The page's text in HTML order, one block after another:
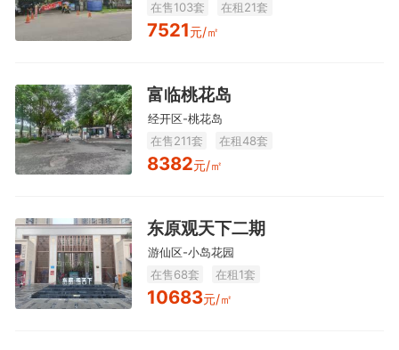
在售103套
在租21套
7521元/㎡
富临桃花岛
经开区-桃花岛
在售211套
在租48套
8382元/㎡
东原观天下二期
游仙区-小岛花园
在售68套
在租1套
10683元/㎡